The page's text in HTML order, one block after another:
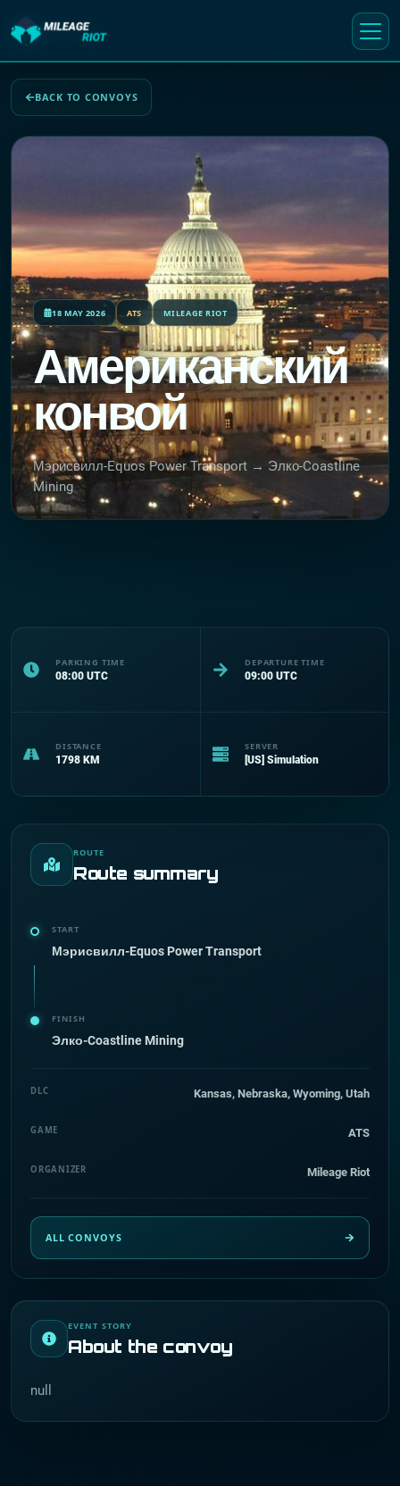
BACK TO CONVOYS
18 MAY 2026 ATS MILEAGE RIOT
Американский
конвой
Мэрисвилл-Equos Power Transport → Элко-Coastline
Mining
PARKING TIME
08:00 UTC
DEPARTURE TIME
09:00 UTC
DISTANCE
1798 KM
SERVER
[US] Simulation
EVENT STORY
About the convoy
null
ROUTE
Route summary
START
Мэрисвилл-Equos Power Transport
FINISH
Элко-Coastline Mining
DLC Kansas, Nebraska, Wyoming, Utah
GAME ATS
ORGANIZER Mileage Riot
ALL CONVOYS